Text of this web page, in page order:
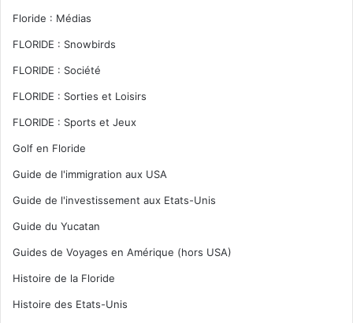
Floride : Médias
FLORIDE : Snowbirds
FLORIDE : Société
FLORIDE : Sorties et Loisirs
FLORIDE : Sports et Jeux
Golf en Floride
Guide de l'immigration aux USA
Guide de l'investissement aux Etats-Unis
Guide du Yucatan
Guides de Voyages en Amérique (hors USA)
Histoire de la Floride
Histoire des Etats-Unis